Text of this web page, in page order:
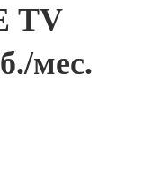
TV
мес.